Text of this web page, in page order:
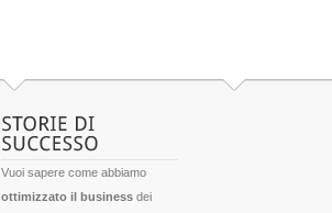
Vuoi sapere come abbiamo
ottimizzato il business dei